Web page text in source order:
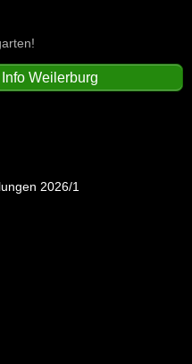
Info Weilerburg